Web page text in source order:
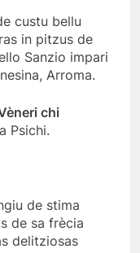
custu bellu
in pitzus de
Sanzio impari
Arroma.
chi
Psichi.
de stima
de sa frècia
delitziosas